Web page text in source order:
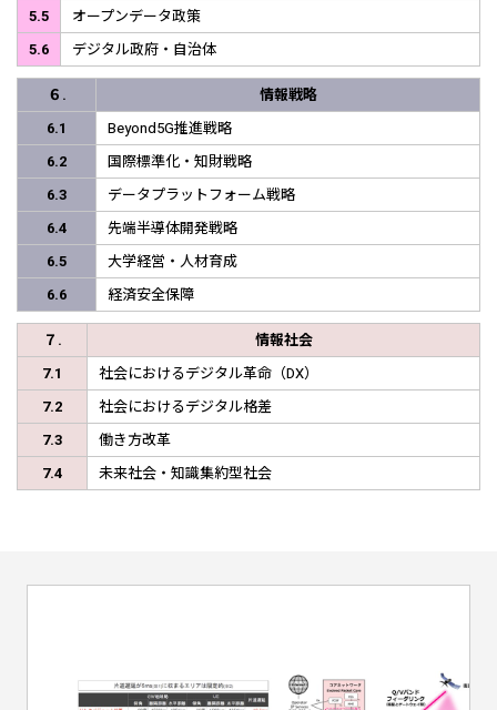
5.5
オープンデータ政策
5.6
デジタル政府・自治体
６.
情報戦略
6.1
Beyond5G推進戦略
6.2
国際標準化・知財戦略
6.3
データプラットフォーム戦略
6.4
先端半導体開発戦略
6.5
大学経営・人材育成
6.6
経済安全保障
７.
情報社会
7.1
社会におけるデジタル革命（DX）
7.2
社会におけるデジタル格差
7.3
働き方改革
7.4
未来社会・知識集約型社会